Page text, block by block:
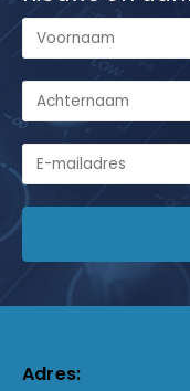
Adres: